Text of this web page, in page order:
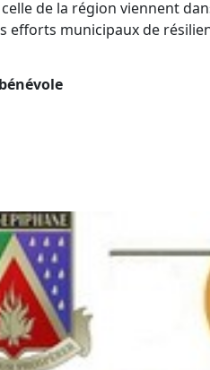
de la région viennent
efforts municipaux de